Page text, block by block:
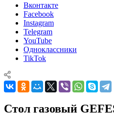
Вконтакте
Facebook
Instagram
Telegram
YouTube
Одноклассники
TikTok
Стол газовый